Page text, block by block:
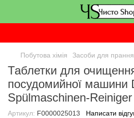
Побутова хімія Засоби для прання
Таблетки для
посудомийної машини
Spülmaschinen-
Артикул: F0000025013 Написати